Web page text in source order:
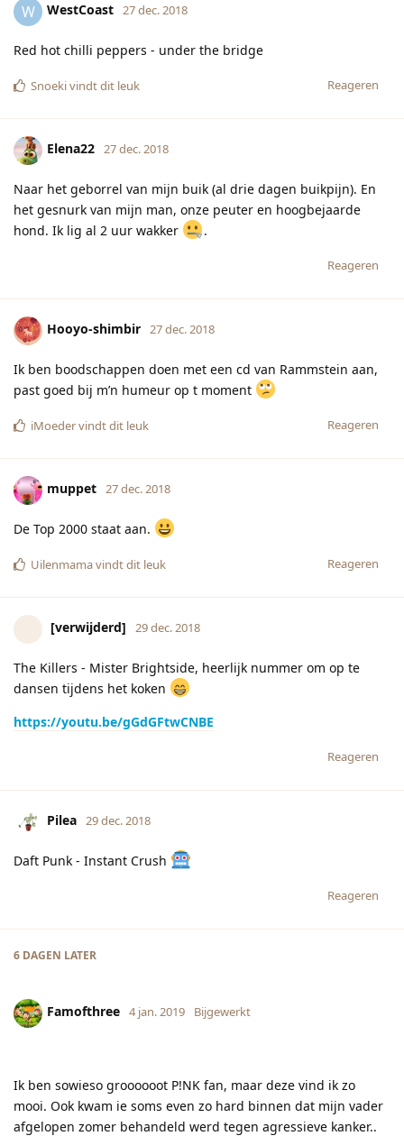
W WestCoast 27 dec. 2018
Red hot chilli peppers - under the bridge
Reageren
Snoekivindt dit leuk
Elena22 27 dec. 2018
Naar het geborrel van mijn buik (al drie dagen buikpijn). En
het gesnurk van mijn man, onze peuter en hoogbejaarde
hond. Ik lig al 2 uur wakker
.
Reageren
Hooyo-shimbir 27 dec. 2018
Ik ben boodschappen doen met een cd van Rammstein aan,
past goed bij m’n humeur op t moment
Reageren
iMoedervindt dit leuk
muppet 27 dec. 2018
De Top 2000 staat aan.
Reageren
Uilenmamavindt dit leuk
[verwijderd] 29 dec. 2018
The Killers - Mister Brightside, heerlijk nummer om op te
dansen tijdens het koken
https://youtu.be/gGdGFtwCNBE
Reageren
Pilea 29 dec. 2018
Daft Punk - Instant Crush
Reageren
6 DAGEN LATER
Famofthree 4 jan. 2019 Bijgewerkt
Ik ben sowieso groooooot P!NK fan, maar deze vind ik zo
mooi. Ook kwam ie soms even zo hard binnen dat mijn vader
afgelopen zomer behandeld werd tegen agressieve kanker..